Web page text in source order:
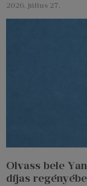
2026. július 27.
Olvass bele
díjas